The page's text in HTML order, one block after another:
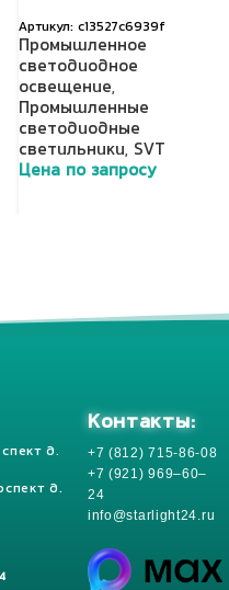
c13527c6939f
Промышленное
светодиодное
освещение,
Промышленные
светодиодные
светильники, SVT
Цена по запросу
д.
д.
Контакты:
+7 (812) 715-86-08
+7 (921) 969–60–
24
info@starlight24.ru